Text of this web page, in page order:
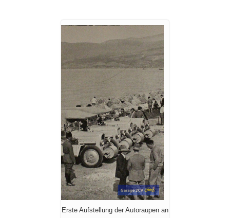
Erste Aufstellung der Autoraupen an